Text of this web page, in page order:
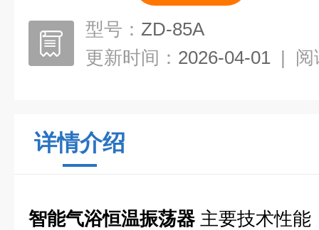
型号： ZD-85A
更新时间： 2026-04-01 | 阅
详情介绍
智能气浴恒温振荡器 主要技术性能